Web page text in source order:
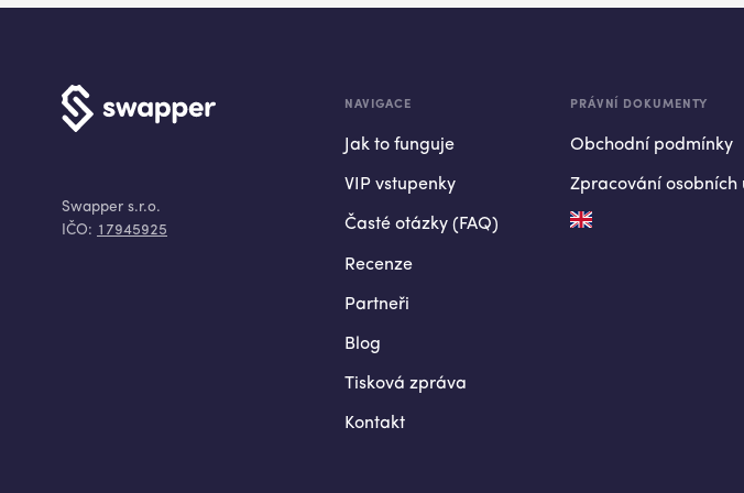
Swapper s.r.o.
IČO: 17945925
NAVIGACE
Jak to funguje
VIP vstupenky
Časté otázky (FAQ)
Recenze
Partneři
Blog
Tisková zpráva
Kontakt
PRÁVNÍ DOKUMENTY
Obchodní podmínky
Zpracování osobních